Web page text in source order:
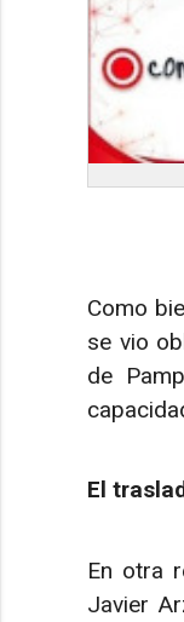
Como
se vio
de
El
En otra
Javier